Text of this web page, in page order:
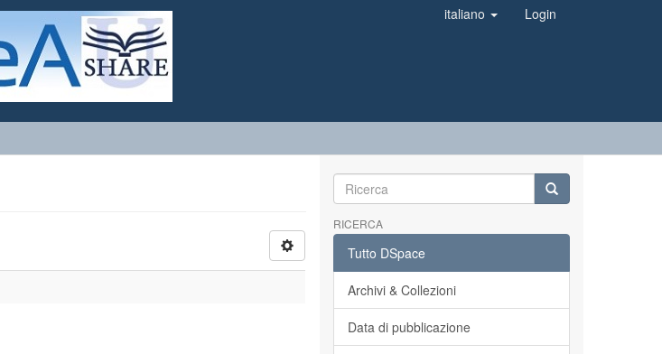
italiano Login
RICERCA
Tutto DSpace
Archivi & Collezioni
Data di pubblicazione